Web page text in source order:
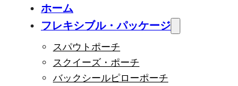
ホーム
フレキシブル・パッケージ
スパウトポーチ
スクイーズ・ポーチ
バックシールピローポーチ